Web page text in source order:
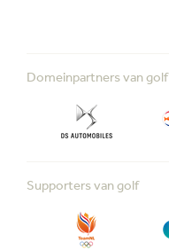
Domeinpartners van golf
Supporters van golf